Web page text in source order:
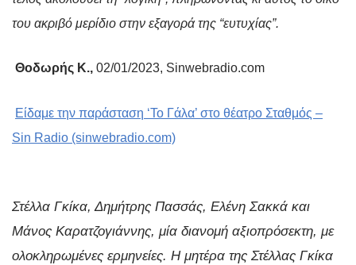
του ακριβό μερίδιο στην εξαγορά της “ευτυχίας”.
Θοδωρής Κ., 02/01/2023, Sinwebradio.com
Είδαμε την παράσταση ‘Το Γάλα’ στο θέατρο Σταθμός –
Sin Radio (sinwebradio.com)
Στέλλα Γκίκα, Δημήτρης Πασσάς, Ελένη Σακκά και
Μάνος Καρατζογιάννης, μία διανομή αξιοπρόσεκτη, με
ολοκληρωμένες ερμηνείες. Η μητέρα της Στέλλας Γκίκα